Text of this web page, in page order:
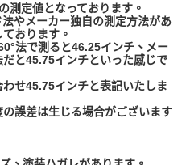
測定値となっております。
やメーカー独自の測定方法があ
おります。
法で測ると46.25インチ、メー
と45.75インチといった感じで
せ45.75インチと表記いたしま
誤差は生じる場合がございます